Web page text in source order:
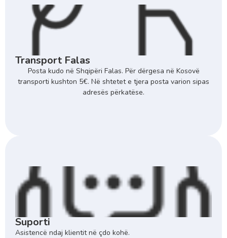
Transport Falas
Posta kudo në Shqipëri Falas. Për dërgesa në Kosovë
transporti kushton 5€. Në shtetet e tjera posta varion sipas
adresës përkatëse.
Suporti
Asistencë ndaj klientit në çdo kohë.